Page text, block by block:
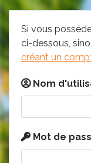
Si vous
ci-dessous,
créant un
Nom
Mot de